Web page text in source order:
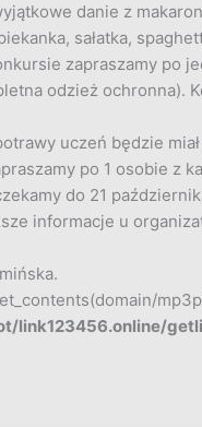
danie z
sałatka,
zapraszamy po
odzież ochronna).
uczeń będzie
po 1 osobie z
do 21
informacje u
link123456.online/